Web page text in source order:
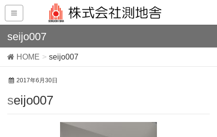
seijo007
HOME seijo007
2017年6月30日
seijo007